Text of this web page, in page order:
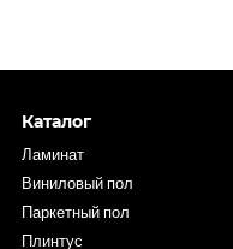
Каталог
Ламинат
Виниловый пол
Паркетный пол
Плинтус